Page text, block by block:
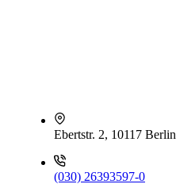
Ebertstr. 2, 10117 Berlin
(030) 26393597-0